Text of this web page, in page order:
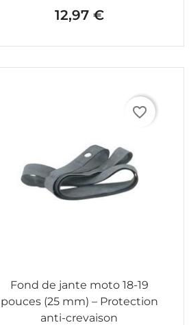
Prix
12,97 €
favorite_border
Fond de jante moto 18-19
pouces (25 mm) – Protection
anti-crevaison